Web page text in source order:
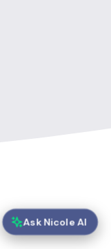
Ask Nicole AI